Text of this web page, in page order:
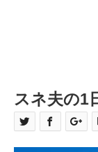
スネ夫の1